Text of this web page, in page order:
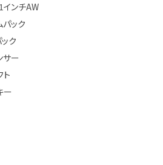
ンチAW
パック
ク
サー
ト
ー